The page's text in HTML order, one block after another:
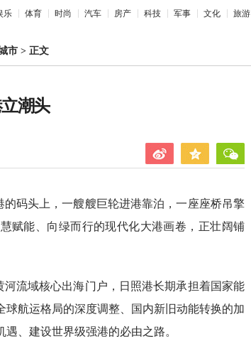
乐 体育 时尚 汽车 房产 科技 军事 文化 旅游
市 > 正文
潮头
码头上，一艘艘巨轮进港靠泊，一座座桥吊擎
赋能、向绿而行的现代化大港画卷，正壮阔铺
流域核心出海门户，日照港长期承担着国家能
航运格局的深度调整、国内新旧动能转换的加
、建设世界级强港的必由之路。